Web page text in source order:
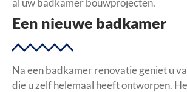
al uw badkamer bouwprojecten.
Een nieuwe badkamer
Na een badkamer renovatie geniet u
die u zelf helemaal heeft ontworpen.